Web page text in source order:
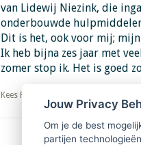
van Lidewij Niezink, die
onderbouwde
Dit is het, ook voor mij;
Ik heb bijna zes jaar met
zomer stop ik. Het is goed
​​​​​​​Kees Faber
Download PDF
Jouw Privacy
Om je de best
partijen